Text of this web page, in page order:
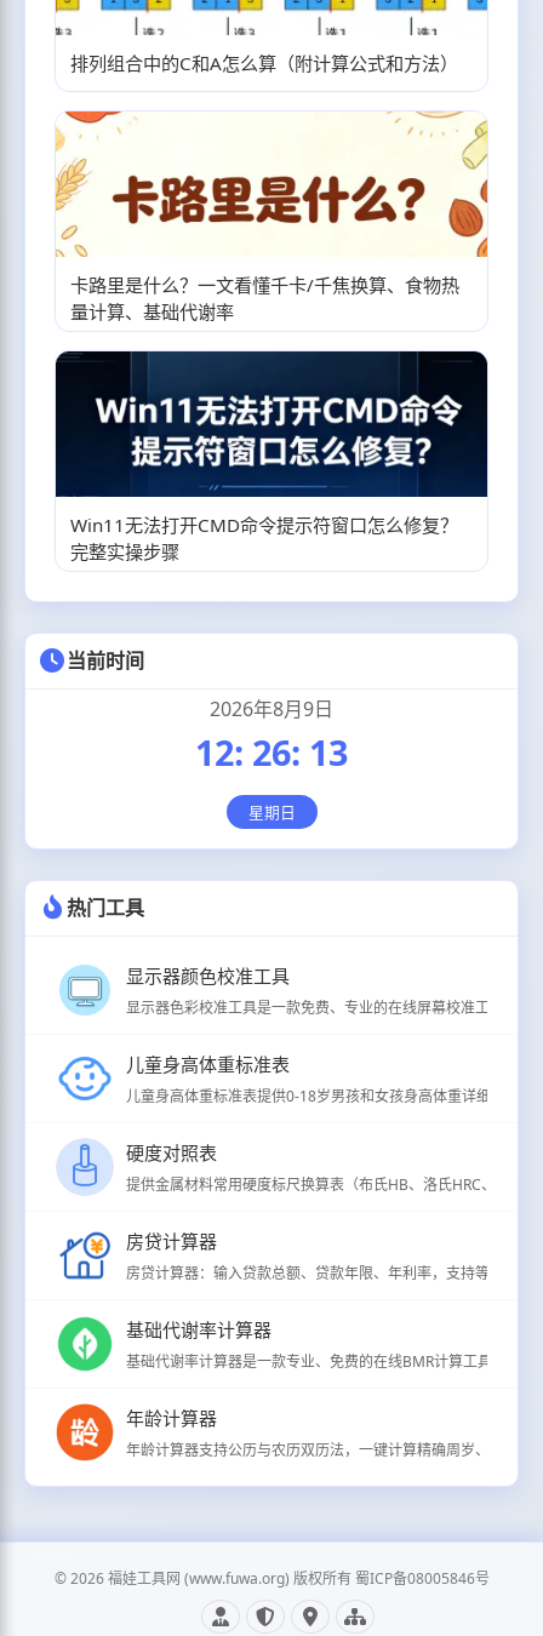
排列组合中的C和A怎么算（附计算公式和方法）
卡路里是什么？一文看懂千卡/千焦换算、食物热
量计算、基础代谢率
Win11无法打开CMD命令提示符窗口怎么修复？
完整实操步骤
当前时间
2026年8月9日
12: 26: 14
星期日
热门工具
显示器颜色校准工具
显示器色彩校准工具是一款免费、专业的在线屏幕校准工具，
儿童身高体重标准表
儿童身高体重标准表提供0-18岁男孩和女孩身高体重详细分级
硬度对照表
提供金属材料常用硬度标尺换算表（布氏HB、洛氏HRC、维氏
房贷计算器
房贷计算器：输入贷款总额、贷款年限、年利率，支持等额本
基础代谢率计算器
基础代谢率计算器是一款专业、免费的在线BMR计算工具，用
年龄计算器
年龄计算器支持公历与农历双历法，一键计算精确周岁、虚岁
© 2026 福娃工具网 (www.fuwa.org) 版权所有 蜀ICP备08005846号